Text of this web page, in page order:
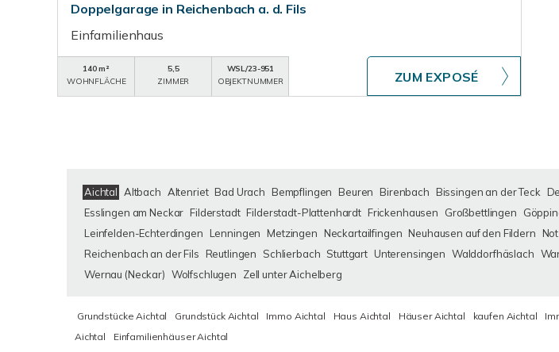
Doppelgarage in Reichenbach a. d. Fils
Einfamilienhaus
140 m²
WOHNFLÄCHE
5,5
ZIMMER
WSL/23-951
OBJEKTNUMMER
ZUM EXPOSÉ
Aichtal Altbach Altenriet Bad Urach Bempflingen Beuren Birenbach Bissingen an der Teck
Esslingen am Neckar Filderstadt Filderstadt-Plattenhardt Frickenhausen Großbettlingen
Leinfelden-Echterdingen
Lenningen Metzingen Neckartailfingen Neuhausen auf den Fildern
Reichenbach an der Fils
Reutlingen Schlierbach Stuttgart Unterensingen Walddorfhäslach
Wernau (Neckar) Wolfschlugen Zell unter Aichelberg
Grundstücke Aichtal Grundstück Aichtal Immo Aichtal Haus Aichtal Häuser Aichtal kaufen Aichtal
Aichtal
Einfamilienhäuser Aichtal